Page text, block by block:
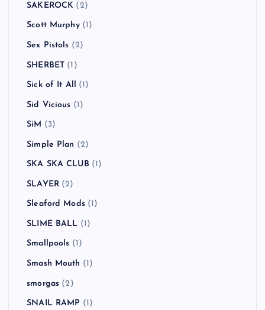
SAKEROCK (2)
Scott Murphy(1)
Sex Pistols (2)
SHERBET (1)
Sick of It All (1)
Sid Vicious (1)
SiM (3)
Simple Plan (2)
SKA SKA CLUB (1)
SLAYER(2)
Sleaford Mods(1)
SLIME BALL (1)
Smallpools (1)
Smash Mouth (1)
smorgas (2)
SNAIL RAMP (1)